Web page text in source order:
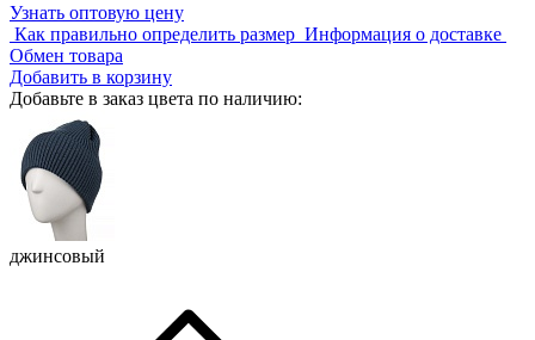
Узнать оптовую цену
Как правильно определить размер Информация о доставке
Обмен товара
Добавить в корзину
Добавьте в заказ цвета по наличию:
джинсовый